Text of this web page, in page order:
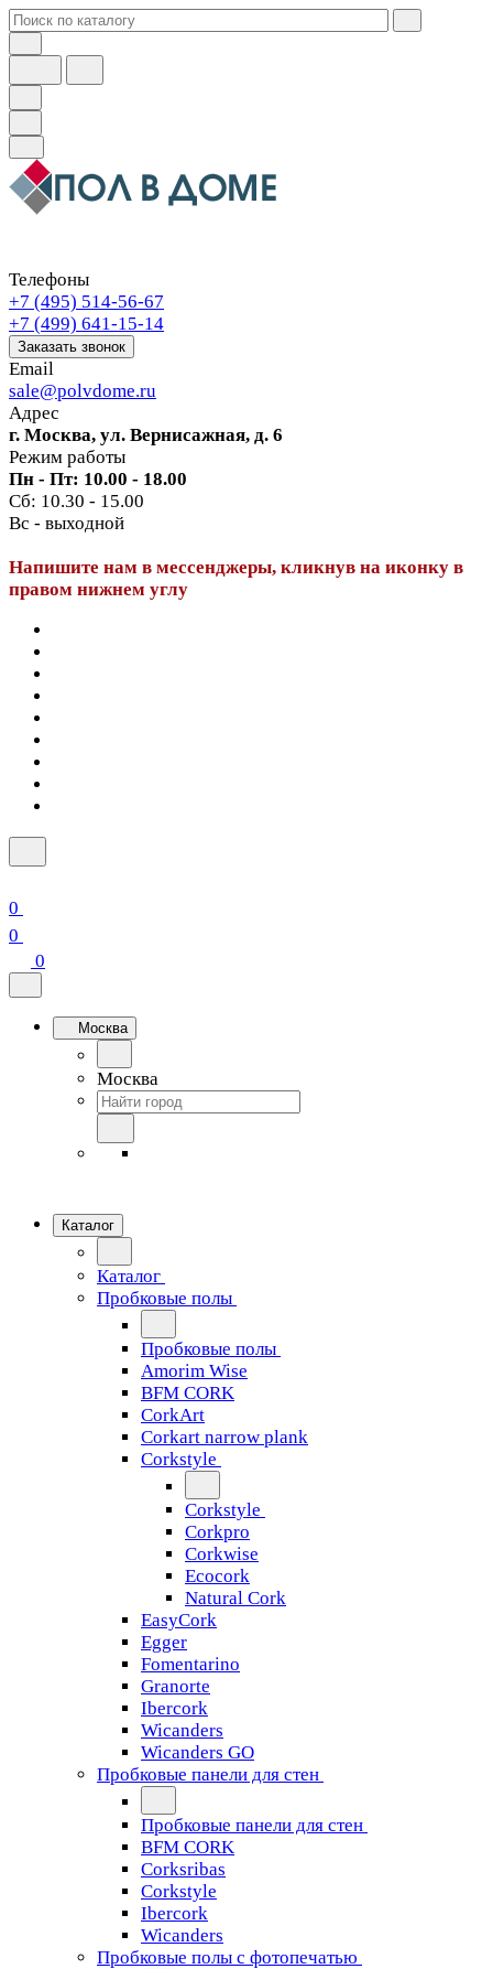
Телефоны
+7 (495) 514-56-67
+7 (499) 641-15-14
Заказать звонок
Email
sale@polvdome.ru
Адрес
г. Москва, ул. Вернисажная, д. 6
Режим работы
Пн - Пт: 10.00 - 18.00
Сб: 10.30 - 15.00
Вс - выходной
Напишите нам в мессенджеры, кликнув на иконку в
правом нижнем углу
0
0
0
Москва
Москва
Каталог
Каталог
Пробковые полы
Пробковые полы
Amorim Wise
BFM CORK
CorkArt
Corkart narrow plank
Corkstyle
Corkstyle
Corkpro
Corkwise
Ecocork
Natural Cork
EasyCork
Egger
Fomentarino
Granorte
Ibercork
Wicanders
Wicanders GO
Пробковые панели для стен
Пробковые панели для стен
BFM CORK
Corksribas
Corkstyle
Ibercork
Wicanders
Пробковые полы с фотопечатью